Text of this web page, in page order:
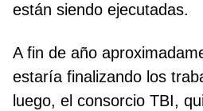
están siendo ejecutadas.
A fin de año
estaría finalizando los
luego, el consorcio TBI,